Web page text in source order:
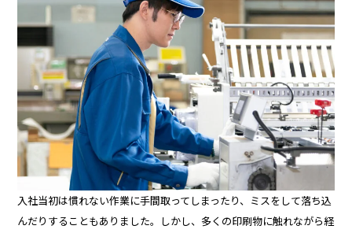
入社当初は慣れない作業に手間取ってしまったり、ミスをして落ち込
んだりすることもありました。しかし、多くの印刷物に触れながら経